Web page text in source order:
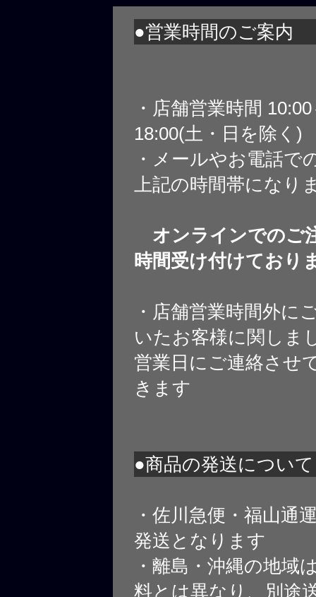
●営業時間のご案内
・店舗営業時間
18:00(土・日を除く)
・メールやお電話で
上記の時間帯になり
オンラインでのご
時間受け付けており
・店舗営業時間外に
いたお客様に関しま
営業日にご連絡させ
きます
●商品の発送について
・佐川急便・福山通
発送となります
・離島・沖縄の地域
料とは異なり、別途